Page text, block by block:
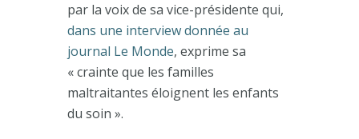
par la voix de sa vice-présidente qui,
dans une interview donnée au
journal Le Monde, exprime sa
« crainte que les familles
maltraitantes éloignent les enfants
du soin ».